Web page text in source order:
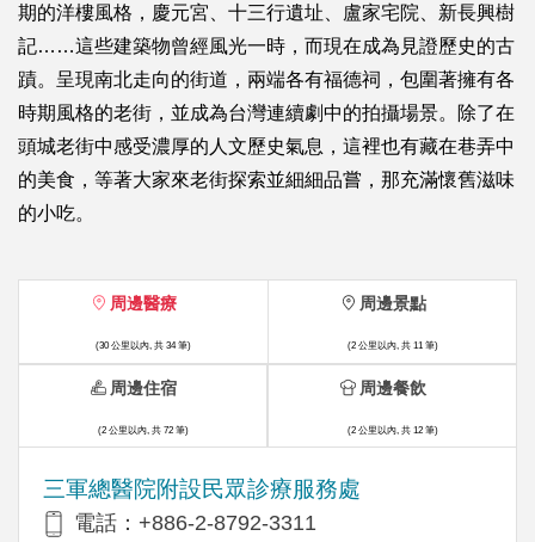
期的洋樓風格，慶元宮、十三行遺址、盧家宅院、新長興樹
記……這些建築物曾經風光一時，而現在成為見證歷史的古
蹟。呈現南北走向的街道，兩端各有福德祠，包圍著擁有各
時期風格的老街，並成為台灣連續劇中的拍攝場景。除了在
頭城老街中感受濃厚的人文歷史氣息，這裡也有藏在巷弄中
的美食，等著大家來老街探索並細細品嘗，那充滿懷舊滋味
的小吃。
周邊醫療
(30 公里以內, 共 34 筆)
三軍總醫院附設民眾診療服務處
電話：+886-2-8792-3311
周邊景點
(2 公里以內, 共 11 筆)
周邊住宿
(2 公里以內, 共 72 筆)
周邊餐飲
(2 公里以內, 共 12 筆)